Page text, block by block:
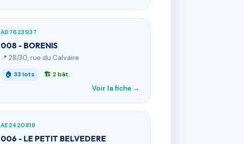
AD7623937
008 - BORENIS
📍 28/30, rue du Calvaire
🏠 33 lots 🏗 2 bât.
Voir la fiche →
AE2420818
006 - LE PETIT BELVEDERE